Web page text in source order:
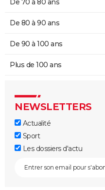
De 70 à 80 ans
De 80 à 90 ans
De 90 à 100 ans
Plus de 100 ans
NEWSLETTERS
Actualité
Sport
Les dossiers d'actu